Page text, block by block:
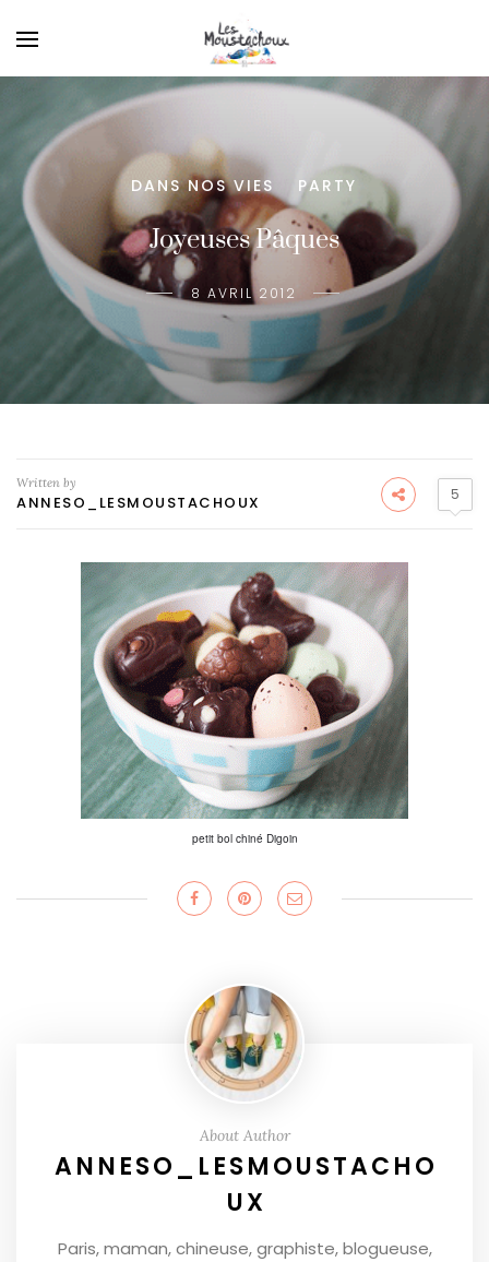
DANS NOS VIES PARTY
Joyeuses Pâques
8 AVRIL 2012
Written by
ANNESO_LESMOUSTACHOUX 5
petit bol chiné Digoin
About Author
ANNESO_LESMOUSTACHO
UX
Paris, maman, chineuse, graphiste, blogueuse,